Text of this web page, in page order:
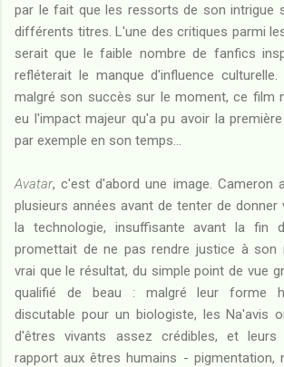
par le fait que les ressorts de son intrigue
différents titres. L'une des critiques parmi
serait que le faible nombre de fanfics
refléterait le manque d'influence
malgré son succès sur le moment, ce film
eu l'impact majeur qu'a pu avoir la
par exemple en son temps...
Avatar, c'est d'abord une image. Cameron
plusieurs années avant de tenter de donner
la technologie, insuffisante avant la fin
promettait de ne pas rendre justice à son
vrai que le résultat, du simple point de vue
qualifié de beau : malgré leur forme
discutable pour un biologiste, les Na'avis
d'êtres vivants assez crédibles, et leurs
rapport aux êtres humains - pigmentation,